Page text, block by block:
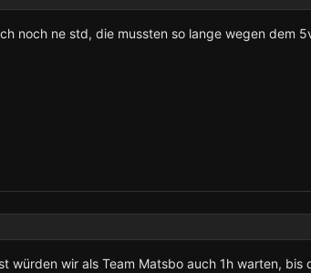
noch ne std, die mussten so lange wegen dem
würden wir als Team Matsbo auch 1h warten, bis